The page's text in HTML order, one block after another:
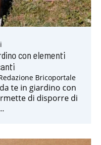
con elementi
Bricoportale
te in giardino con
di disporre di